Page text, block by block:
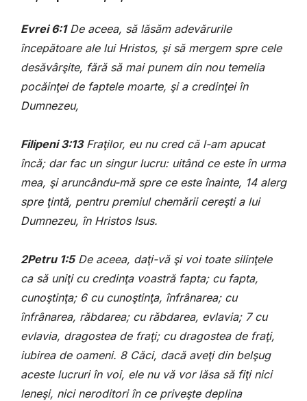
Evrei 6:1De aceea, să lăsăm adevărurile
începătoare ale lui Hristos, şi să mergem spre cele
desăvârşite, fără să mai punem din nou temelia
pocăinţei de faptele moarte, şi a credinţei în
Dumnezeu,
Filipeni 3:13Fraţilor, eu nu cred că l-am apucat
încă; dar fac un singur lucru: uitând ce este în urma
mea, şi aruncându-mă spre ce este înainte, 14 alerg
spre ţintă, pentru premiul chemării cereşti a lui
Dumnezeu, în Hristos Isus.
2Petru 1:5De aceea, daţi-vă şi voi toate silinţele
ca să uniţi cu credinţa voastră fapta; cu fapta,
cunoştinţa; 6 cu cunoştinţa, înfrânarea; cu
înfrânarea, răbdarea; cu răbdarea, evlavia; 7 cu
evlavia, dragostea de fraţi; cu dragostea de fraţi,
iubirea de oameni. 8 Căci, dacă aveţi din belşug
aceste lucruri în voi, ele nu vă vor lăsa să fiţi nici
leneşi, nici neroditori în ce priveşte deplina